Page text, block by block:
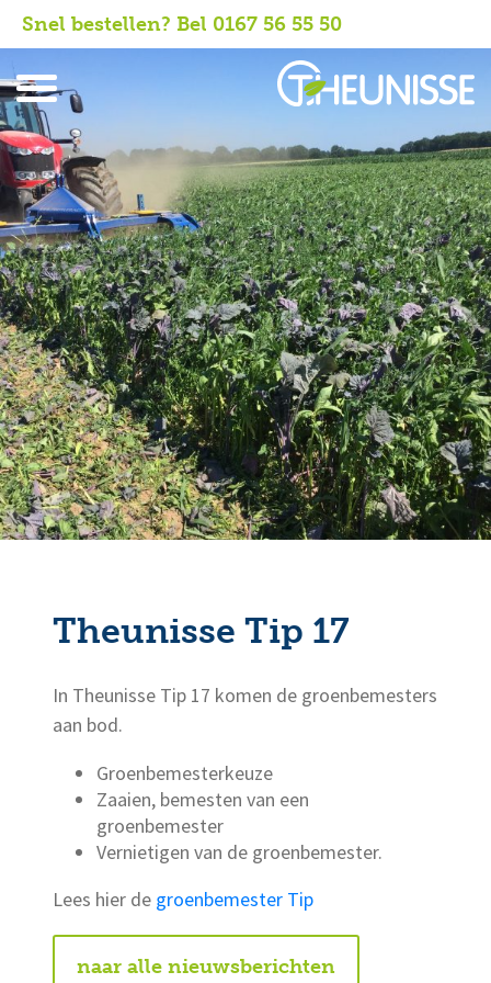
Snel bestellen? Bel 0167 56 55 50
Theunisse Tip 17
In Theunisse Tip 17 komen de groenbemesters
aan bod.
Groenbemesterkeuze
Zaaien, bemesten van een
groenbemester
Vernietigen van de groenbemester.
Lees hier de groenbemester Tip
naar alle nieuwsberichten